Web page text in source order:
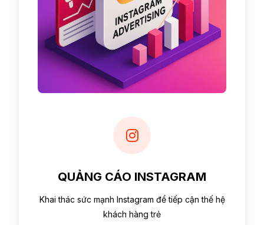
QUẢNG CÁO INSTAGRAM
Khai thác sức mạnh Instagram để tiếp cận thế hệ
khách hàng trẻ